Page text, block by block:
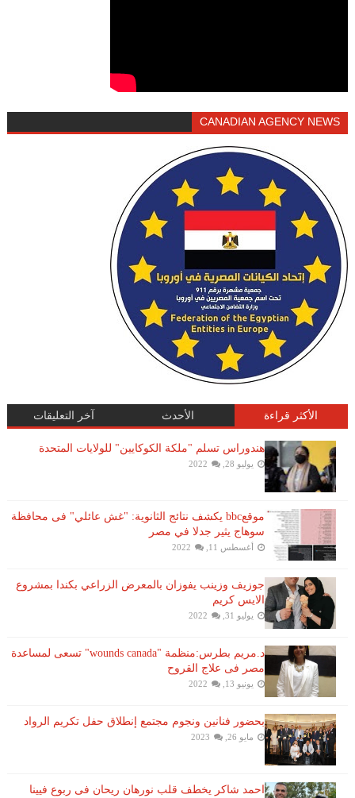
CANADIAN AGENCY NEWS
الأكثر قراءة الأحدث آخر التعليقات
هندوراس تسلم "ملكة الكوكايين" للولايات المتحدة
يوليو 28, 2022
موقعbbc يكشف نتائج الثانوية: "غش عائلي" فى محافظة
سوهاج يثير جدلا في مصر
أغسطس 11, 2022
جوزيف وزينب يفوزان بالمعرض الزراعي بكندا بمشروع
الايس كريم
يوليو 31, 2022
د.مريم بطرس:منظمة "wounds canada" تسعى لمساعدة
مصر فى علاج القروح
يونيو 13, 2022
بحضور فنانين ونجوم مجتمع إنطلاق حفل تكريم الرواد
مايو 26, 2023
احمد شاكر يخطف قلب نورهان ريحان فى ربوع فيينا